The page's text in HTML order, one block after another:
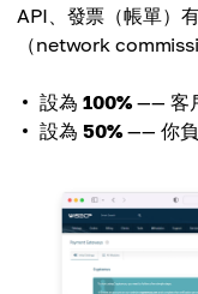
API、發票（帳單）
（network
設為 100% —— 客
設為 50% —— 你